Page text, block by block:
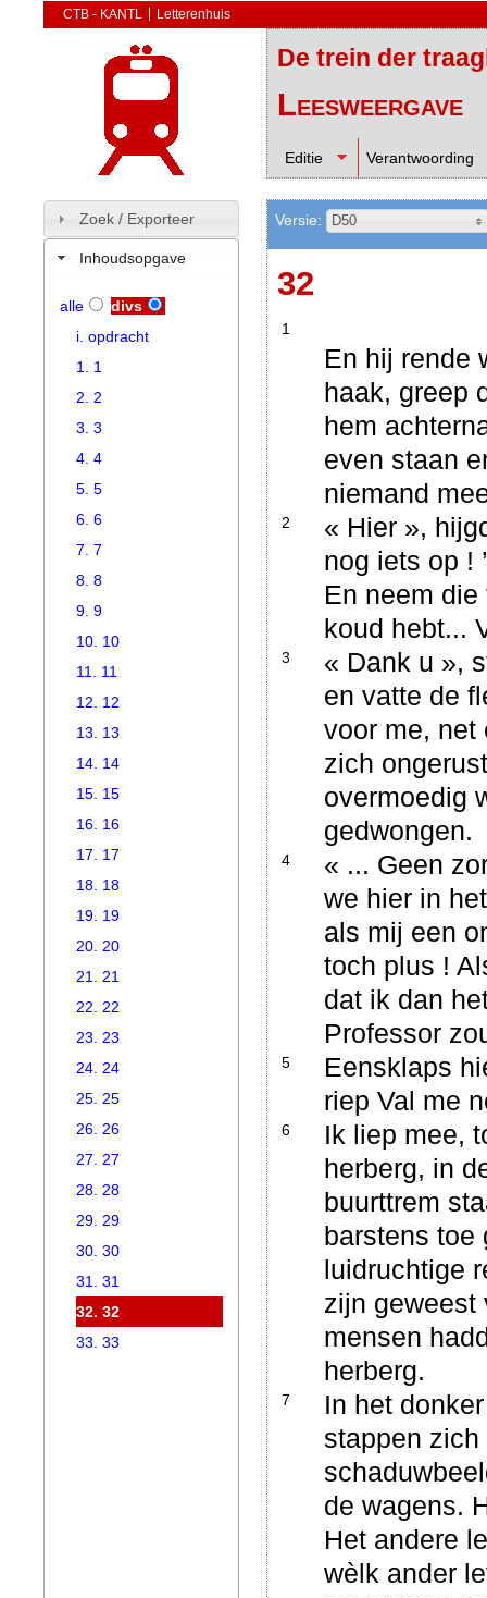
CTB - KANTL Letterenhuis
De trein der
Leesweergave
Editie Verantwoording
Versie: D50
32
1
En hij rende
haak, greep
hem
even staan
niemand
2
« Hier »,
nog iets op !
En neem
koud hebt...
3
« Dank u »,
en vatte de
voor me, net
zich
overmoedig
gedwongen.
4
« ... Geen
we hier in
als mij een
toch plus !
dat ik dan
Professor
5
Eensklaps
riep Val me
6
Ik liep mee,
herberg, in
buurttrem
barstens toe
luidruchtige
zijn geweest
mensen
herberg.
7
In het
stappen
de wagens.
Het andere
wèlk ander
Zoek / Exporteer
Inhoudsopgave
alle
divs
i. opdracht
1. 1
2. 2
3. 3
4. 4
5. 5
6. 6
7. 7
8. 8
9. 9
10. 10
11. 11
12. 12
13. 13
14. 14
15. 15
16. 16
17. 17
18. 18
19. 19
20. 20
21. 21
22. 22
23. 23
24. 24
25. 25
26. 26
27. 27
28. 28
29. 29
30. 30
31. 31
32. 32
33. 33